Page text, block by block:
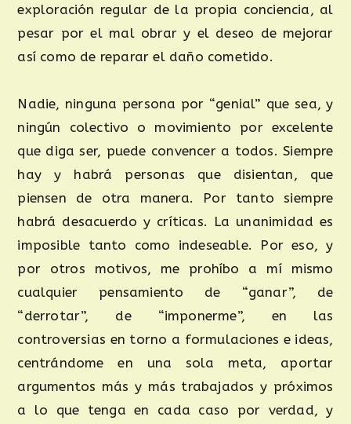
exploración regular de la propia conciencia, al
pesar por el mal obrar y el deseo de mejorar
así como de reparar el daño cometido.
Nadie, ninguna persona por “genial” que sea, y
ningún colectivo o movimiento por excelente
que diga ser, puede convencer a todos. Siempre
hay y habrá personas que disientan, que
piensen de otra manera. Por tanto siempre
habrá desacuerdo y críticas. La unanimidad es
imposible tanto como indeseable. Por eso, y
por otros motivos, me prohíbo a mí mismo
cualquier pensamiento de “ganar”, de
“derrotar”, de “imponerme”, en las
controversias en torno a formulaciones e ideas,
centrándome en una sola meta, aportar
argumentos más y más trabajados y próximos
a lo que tenga en cada caso por verdad, y